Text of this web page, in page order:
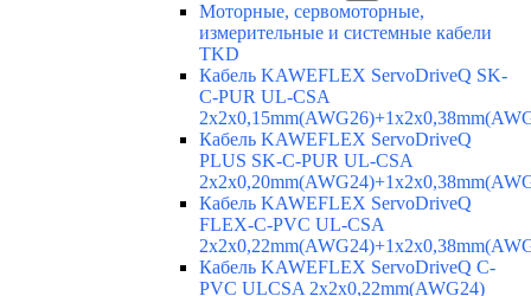
Моторные, сервомоторные,
измерительные и системные кабели
TKD
Кабель KAWEFLEX ServoDriveQ SK-
C-PUR UL-CSA
Кабель KAWEFLEX ServoDriveQ
PLUS SK-C-PUR UL-CSA
Кабель KAWEFLEX ServoDriveQ
FLEX-C-PVC UL-CSA
Кабель KAWEFLEX ServoDriveQ C-
PVC ULCSA 2x2x0,22mm(AWG24)